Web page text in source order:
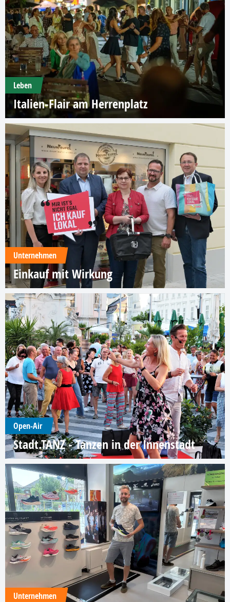
Leben
Italien-Flair am Herrenplatz
Unternehmen
Einkauf mit Wirkung
Open-Air
Stadt.TANZ - Tanzen in der Innenstadt
Unternehmen